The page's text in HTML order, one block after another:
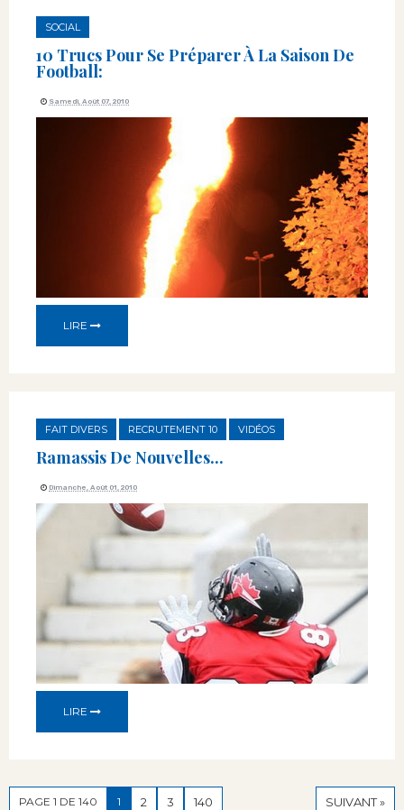
SOCIAL
10 Trucs Pour Se Préparer À La Saison De
Football:
Samedi, Août 07, 2010
LIRE
FAIT DIVERS RECRUTEMENT 10 VIDÉOS
Ramassis De Nouvelles...
Dimanche, Août 01, 2010
LIRE
PAGE 1 DE 140 1 2 3 140 SUIVANT »